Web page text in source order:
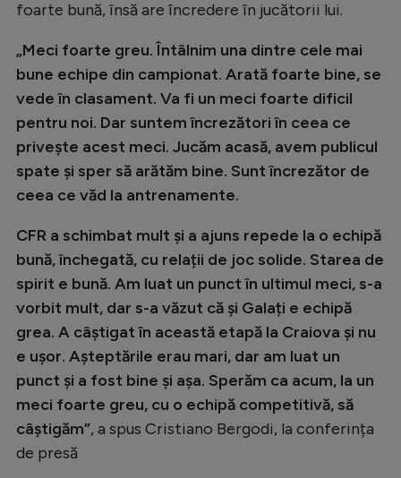
foarte bună, însă are încredere în jucătorii lui.
„Meci foarte greu. Întâlnim una dintre cele mai
bune echipe din campionat. Arată foarte bine, se
vede în clasament. Va fi un meci foarte dificil
pentru noi. Dar suntem încrezători în ceea ce
privește acest meci. Jucăm acasă, avem publicul
spate și sper să arătăm bine. Sunt încrezător de
ceea ce văd la antrenamente.
CFR a schimbat mult și a ajuns repede la o echipă
bună, închegată, cu relații de joc solide. Starea de
spirit e bună. Am luat un punct în ultimul meci, s-a
vorbit mult, dar s-a văzut că și Galați e echipă
grea. A câștigat în această etapă la Craiova și nu
e ușor. Așteptările erau mari, dar am luat un
punct și a fost bine și așa. Sperăm ca acum, la un
meci foarte greu, cu o echipă competitivă, să
câștigăm”, a spus Cristiano Bergodi, la conferința
de presă